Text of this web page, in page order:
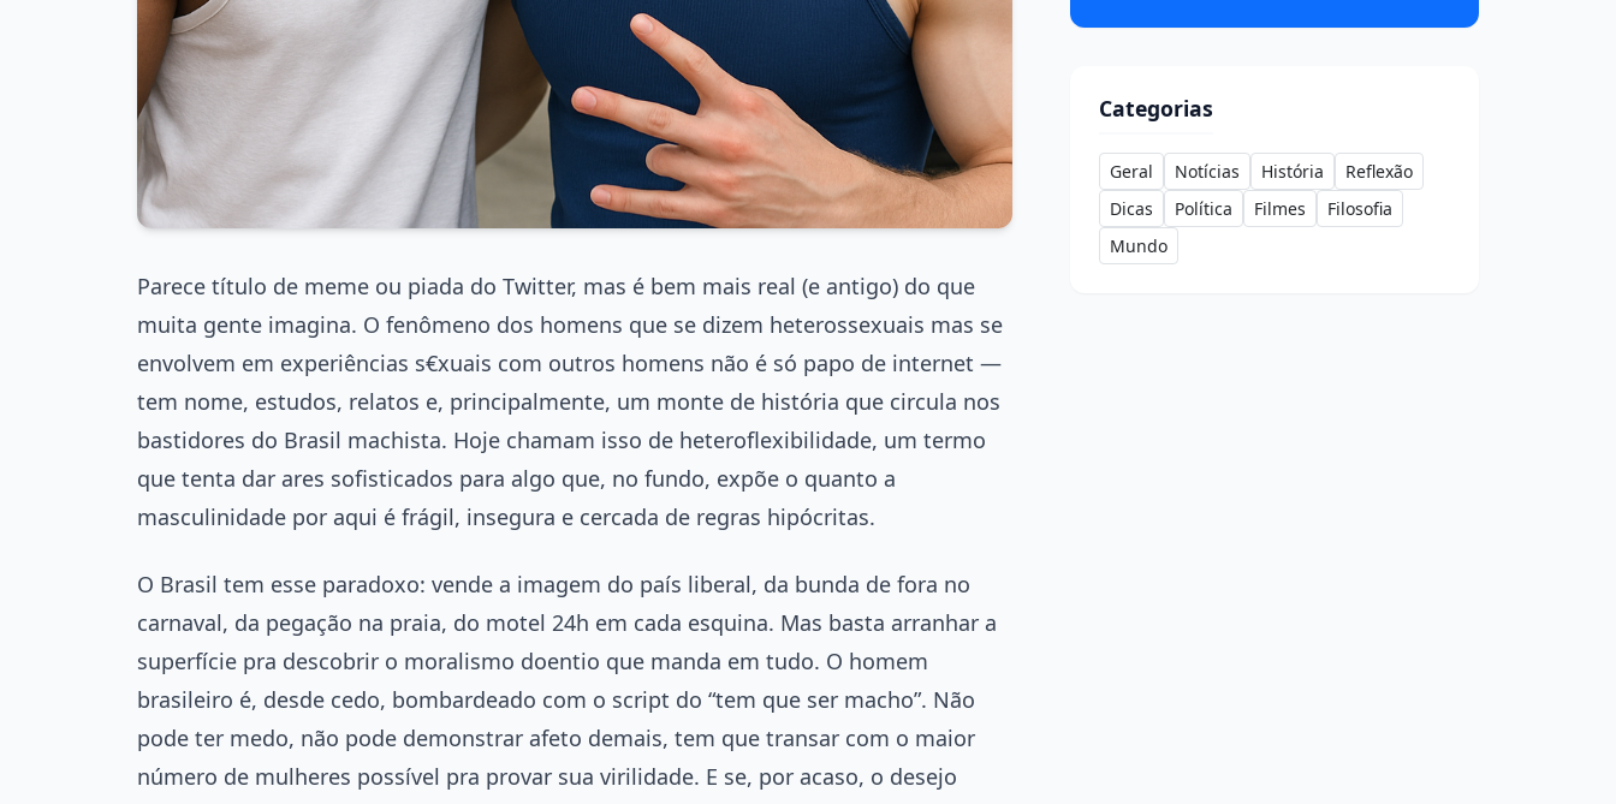
Parece título de meme ou piada do Twitter, mas é bem mais real (e antigo) do que
muita gente imagina. O fenômeno dos homens que se dizem heterossexuais mas se
envolvem em experiências s€xuais com outros homens não é só papo de internet —
tem nome, estudos, relatos e, principalmente, um monte de história que circula nos
bastidores do Brasil machista. Hoje chamam isso de heteroflexibilidade, um termo
que tenta dar ares sofisticados para algo que, no fundo, expõe o quanto a
masculinidade por aqui é frágil, insegura e cercada de regras hipócritas.
O Brasil tem esse paradoxo: vende a imagem do país liberal, da bunda de fora no
carnaval, da pegação na praia, do motel 24h em cada esquina. Mas basta arranhar a
superfície pra descobrir o moralismo doentio que manda em tudo. O homem
brasileiro é, desde cedo, bombardeado com o script do “tem que ser macho”. Não
pode ter medo, não pode demonstrar afeto demais, tem que transar com o maior
número de mulheres possível pra provar sua virilidade. E se, por acaso, o desejo
Categorias
Geral Notícias História
Reflexão
Dicas
Política Filmes
Filosofia
Mundo